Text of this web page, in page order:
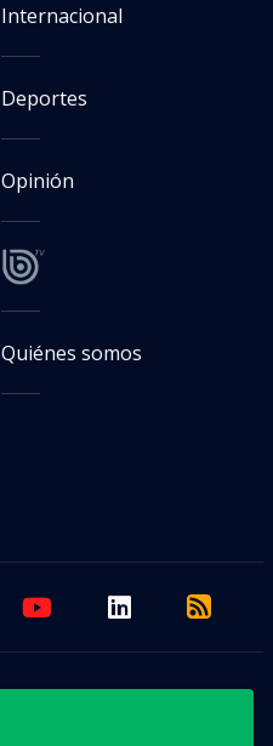
Internacional
Deportes
Opinión
Quiénes somos